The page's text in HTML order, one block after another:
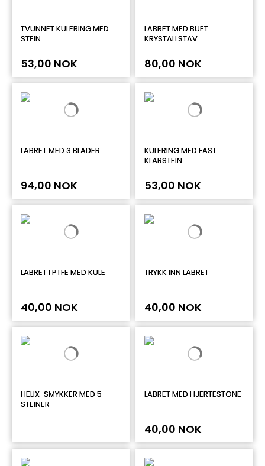
TVUNNET KULERING MED
STEIN
53,00 NOK
LABRET MED BUET
KRYSTALLSTAV
80,00 NOK
LABRET MED 3 BLADER
94,00 NOK
KULERING MED FAST
KLARSTEIN
53,00 NOK
LABRET I PTFE MED KULE
40,00 NOK
TRYKK INN LABRET
40,00 NOK
HELIX-SMYKKER MED 5
STEINER
LABRET MED HJERTESTONE
40,00 NOK